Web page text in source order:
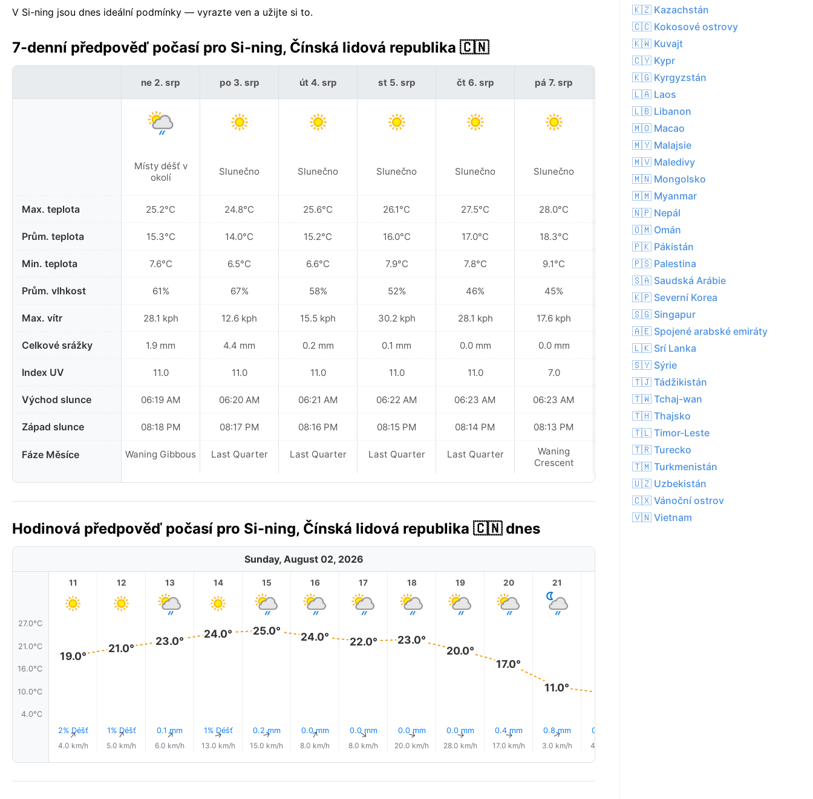
V Si-ning jsou dnes ideální podmínky — vyrazte ven a užijte si to.
7-denní předpověď počasí pro Si-ning, Čínská lidová republika 🇨🇳
Max. teplota
Prům. teplota
Min. teplota
Prům. vlhkost
Max. vítr
Celkové srážky
Index UV
Východ slunce
Západ slunce
Fáze Měsíce
ne 2. srp
Místy déšť v
okolí
25.2°C
15.3°C
7.6°C
61%
28.1 kph
1.9 mm
11.0
06:19 AM
08:18 PM
Waning Gibbous
po 3. srp
Slunečno
24.8°C
14.0°C
6.5°C
67%
12.6 kph
4.4 mm
11.0
06:20 AM
08:17 PM
Last Quarter
út 4. srp
Slunečno
25.6°C
15.2°C
6.6°C
58%
15.5 kph
0.2 mm
11.0
06:21 AM
08:16 PM
Last Quarter
st 5. srp
Slunečno
26.1°C
16.0°C
7.9°C
52%
30.2 kph
0.1 mm
11.0
06:22 AM
08:15 PM
Last Quarter
čt 6. srp
Slunečno
27.5°C
17.0°C
7.8°C
46%
28.1 kph
0.0 mm
11.0
06:23 AM
08:14 PM
Last Quarter
pá 7. srp
Slunečno
28.0°C
18.3°C
9.1°C
45%
17.6 kph
0.0 mm
7.0
06:23 AM
08:13 PM
Waning
Crescent
so 8. srp
Slunečno
29.3°C
19.7°C
10.1°C
43%
20.9 kph
0.0 mm
7.0
06:24 AM
08:12 PM
Waning
Crescent
Hodinová předpověď počasí pro Si-ning, Čínská lidová republika 🇨🇳 dnes
Sunday, August 02, 2026
27.0°C
21.0°C
16.0°C
10.0°C
4.0°C
11
19.0°
2% Déšť
↑
4.0 km/h
12
21.0°
1% Déšť
↑
5.0 km/h
13
23.0°
0.1 mm
↑
6.0 km/h
14
24.0°
1% Déšť
↑
13.0 km/h
15
25.0°
0.2 mm
↑
15.0 km/h
16
24.0°
0.0 mm
↑
8.0 km/h
17
22.0°
0.0 mm
↑
8.0 km/h
18
23.0°
0.0 mm
↑
20.0 km/h
19
20.0°
0.0 mm
↑
28.0 km/h
20
17.0°
0.4 mm
↑
17.0 km/h
21
11.0°
0.8 mm
↑
3.0 km/h
0.0 mm
4.0 km/h
🇰🇿 Kazachstán
🇨🇨 Kokosové ostrovy
🇰🇼 Kuvajt
🇨🇾 Kypr
🇰🇬 Kyrgyzstán
🇱🇦 Laos
🇱🇧 Libanon
🇲🇴 Macao
🇲🇾 Malajsie
🇲🇻 Maledivy
🇲🇳 Mongolsko
🇲🇲 Myanmar
🇳🇵 Nepál
🇴🇲 Omán
🇵🇰 Pákistán
🇵🇸 Palestina
🇸🇦 Saudská Arábie
🇰🇵 Severní Korea
🇸🇬 Singapur
🇦🇪 Spojené arabské emiráty
🇱🇰 Srí Lanka
🇸🇾 Sýrie
🇹🇯 Tádžikistán
🇹🇼 Tchaj-wan
🇹🇭 Thajsko
🇹🇱 Timor-Leste
🇹🇷 Turecko
🇹🇲 Turkmenistán
🇺🇿 Uzbekistán
🇨🇽 Vánoční ostrov
🇻🇳 Vietnam